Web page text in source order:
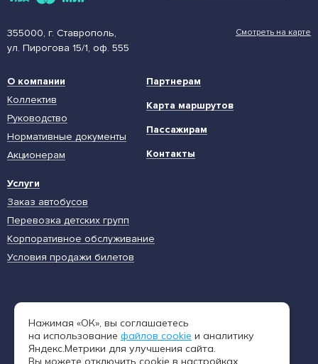
355000, г. Ставрополь,
ул. Пирогова 15/1, оф. 555
Смотреть на карте
О компании
Коллектив
Руководство
Нормативные документы
Акционерам
Услуги
Заказ автобусов
Перевозка детских групп
Корпоративное обслуживание
Условия продажи билетов
Партнерам
Карта маршрутов
Пассажирам
Контакты
8 (962) 402-65-54
Нажимая «ОК», вы соглашаетесь
на использование файлов cookie и аналитику
Яндекс.Метрики для улучшения сайта.
Вы можете отключить cookie в настройках